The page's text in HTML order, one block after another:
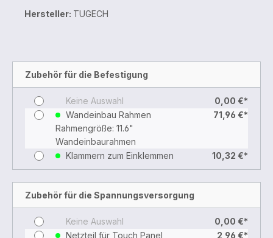
Hersteller: TUGECH
Zubehör für die Befestigung
Keine Auswahl
0,00 €*
Wandeinbau Rahmen
Rahmengröße: 11.6"
Wandeinbaurahmen
71,96 €*
Klammern zum Einklemmen 10,32 €*
Zubehör für die Spannungsversorgung
Keine Auswahl
0,00 €*
Netzteil für Touch Panel
2,96 €*